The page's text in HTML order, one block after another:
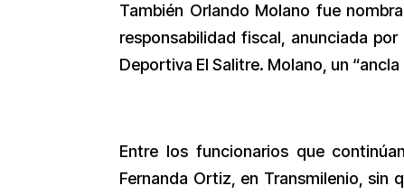
También Orlando Molano fue
responsabilidad fiscal, anunciada
Deportiva El Salitre. Molano, un
Entre los funcionarios que
Fernanda Ortiz, en Transmilenio, sin